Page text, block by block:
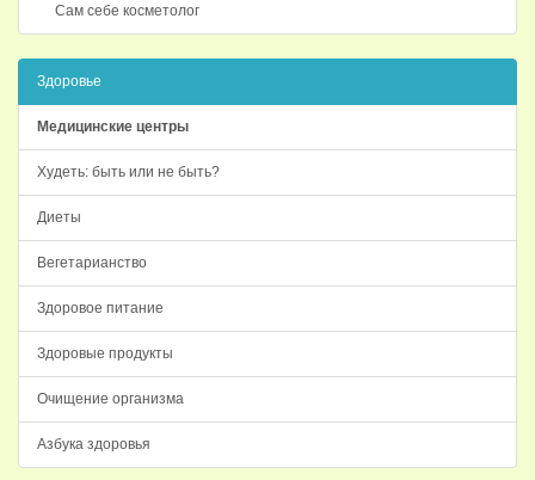
Сам себе косметолог
Здоровье
Медицинские центры
Худеть: быть или не быть?
Диеты
Вегетарианство
Здоровое питание
Здоровые продукты
Очищение организма
Азбука здоровья